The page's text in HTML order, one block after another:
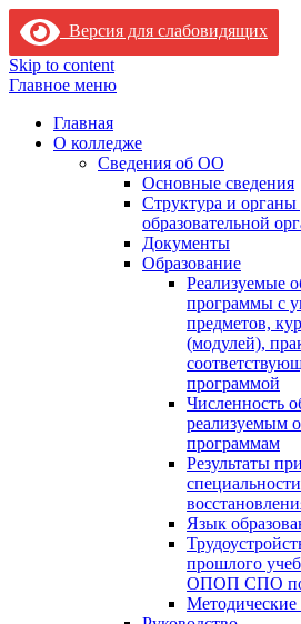
Версия для слабовидящих
Skip to content
Главное меню
Главная
О колледже
Сведения об ОО
Основные сведения
Структура и органы
образовательной
Документы
Образование
Реализуемые
программы с
предметов,
(модулей),
программой
Численность
реализуемым
программам
Результаты
Язык
прошлого
ОПОП СПО по